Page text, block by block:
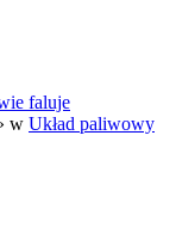
faluje
w Układ paliwowy